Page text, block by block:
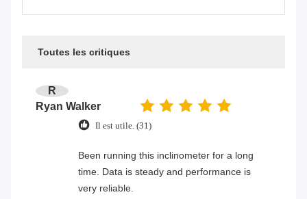
Toutes les critiques
R
Ryan Walker
Il est utile. (31)
Been running this inclinometer for a long
time. Data is steady and performance is
very reliable.